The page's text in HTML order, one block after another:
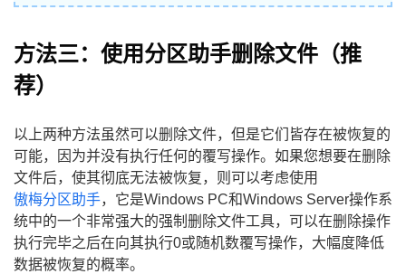
方法三：使用分区助手删除文件（推
荐）
以上两种方法虽然可以删除文件，但是它们皆存在被恢复的
可能，因为并没有执行任何的覆写操作。如果您想要在删除
文件后，使其彻底无法被恢复，则可以考虑使用
傲梅分区助手，它是Windows PC和Windows Server操作系
统中的一个非常强大的强制删除文件工具，可以在删除操作
执行完毕之后在向其执行0或随机数覆写操作，大幅度降低
数据被恢复的概率。